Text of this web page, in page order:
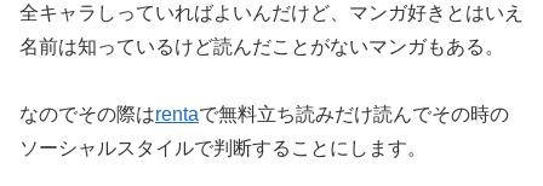
全キャラしっていればよいんだけど、マンガ好きとはいえ
名前は知っているけど読んだことがないマンガもある。
なのでその際はrentaで無料立ち読みだけ読んでその時の
ソーシャルスタイルで判断することにします。